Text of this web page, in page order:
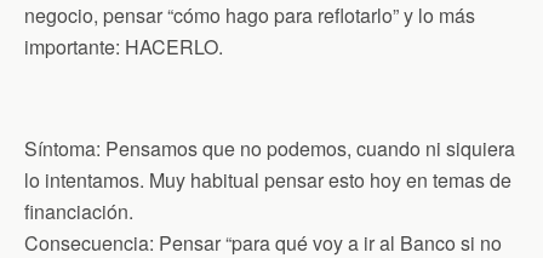
negocio, pensar “cómo hago para reflotarlo” y lo más
importante: HACERLO.
Síntoma: Pensamos que no podemos, cuando ni siquiera
lo intentamos. Muy habitual pensar esto hoy en temas de
financiación.
Consecuencia: Pensar “para qué voy a ir al Banco si no